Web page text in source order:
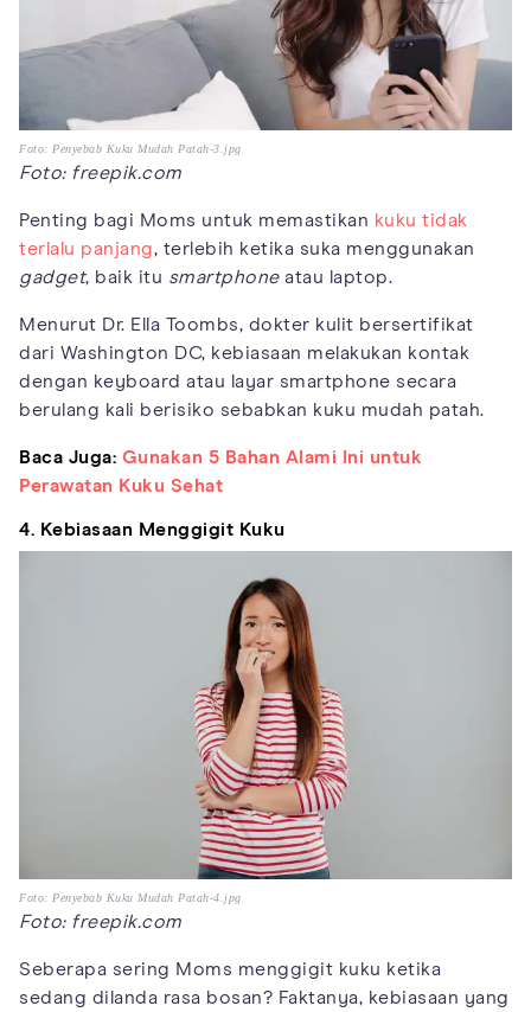
Foto: Penyebab Kuku Mudah Patah-3.jpg
Foto: freepik.com
Penting bagi Moms untuk memastikan kuku tidak
terlalu panjang, terlebih ketika suka menggunakan
gadget, baik itu smartphoneatau laptop.
Menurut Dr. Ella Toombs, dokter kulit bersertifikat
dari Washington DC, kebiasaan melakukan kontak
dengan keyboard atau layar smartphone secara
berulang kali berisiko sebabkan kuku mudah patah.
Baca Juga: Gunakan 5 Bahan Alami Ini untuk
Perawatan Kuku Sehat
4. Kebiasaan Menggigit Kuku
Foto: Penyebab Kuku Mudah Patah-4.jpg
Foto: freepik.com
Seberapa sering Moms menggigit kuku ketika
sedang dilanda rasa bosan? Faktanya, kebiasaan yang